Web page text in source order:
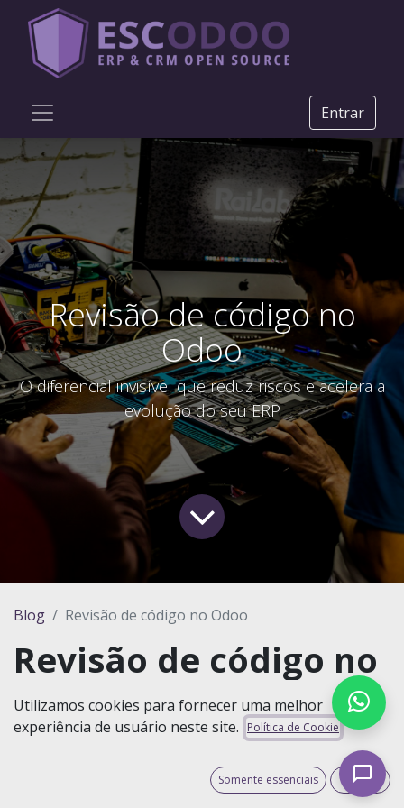
Entrar
Revisão de código no
Odoo
O diferencial invisível que reduz riscos e acelera a
evolução do seu ERP
Blog Revisão de código no Odoo
Revisão de código no
Odoo
Quando uma empresa implanta ou evolui o Odoo
automações, integrações, relatórios e novos
Utilizamos cookies para fornecer uma melhor
experiência de usuário neste site.
Política de Cookie
Somente essenciais Aceito